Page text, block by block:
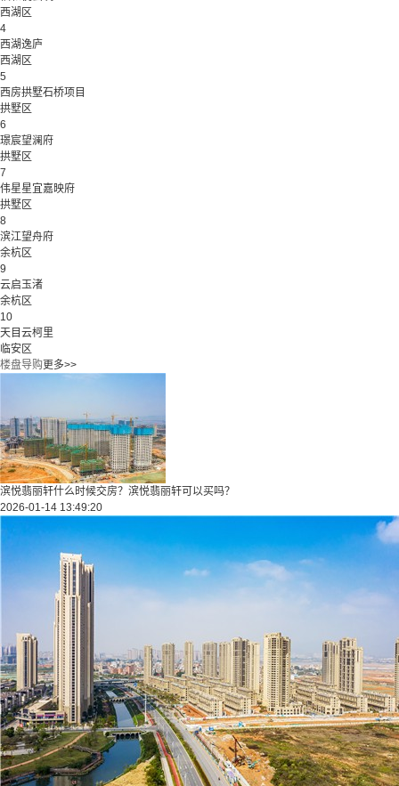
西湖区
4
西湖逸庐
西湖区
5
西房拱墅石桥项目
拱墅区
6
璟宸望澜府
拱墅区
7
伟星星宜嘉映府
拱墅区
8
滨江望舟府
余杭区
9
云启玉渚
余杭区
10
天目云柯里
临安区
楼盘导购更多>>
滨悦翡丽轩什么时候交房？滨悦翡丽轩可以买吗？
2026-01-14 13:49:20